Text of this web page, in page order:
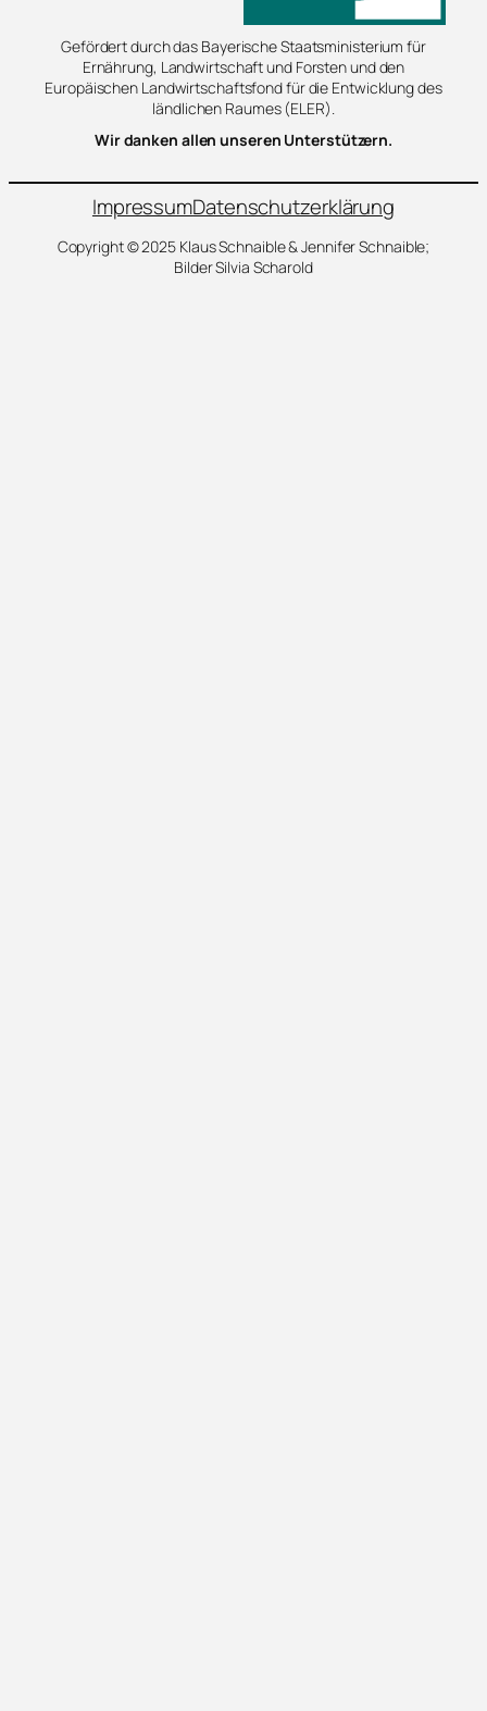
Gefördert durch das Bayerische Staatsministerium für
Ernährung, Landwirtschaft und Forsten und den
Europäischen Landwirtschaftsfond für die Entwicklung des
ländlichen Raumes (ELER).
Wir danken allen unseren Unterstützern.
ImpressumDatenschutzerklärung
Copyright © 2025 Klaus Schnaible & Jennifer Schnaible;
Bilder Silvia Scharold